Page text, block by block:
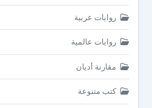
روايات عربية
روايات عالمية
مقارنة أديان
كتب متنوعة